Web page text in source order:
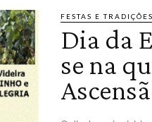
FESTAS E TRADIÇÕES
Dia da
se na